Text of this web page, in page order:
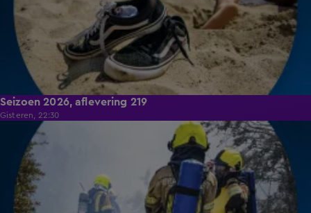
Seizoen 2026, aflevering 219
Gisteren, 22:30